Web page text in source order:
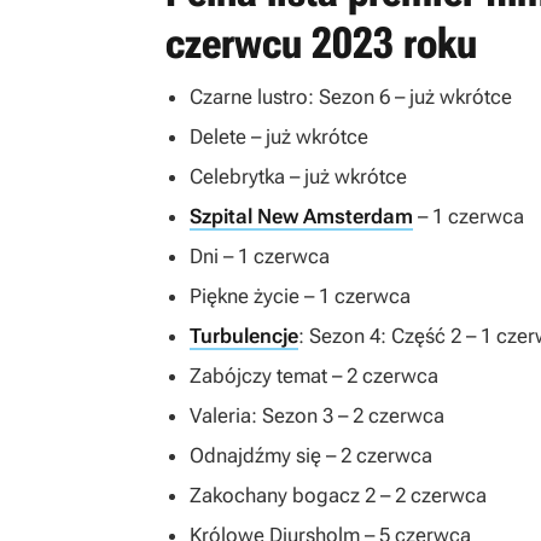
czerwcu 2023 roku
Czarne lustro: Sezon 6 – już wkrótce
Delete – już wkrótce
Celebrytka – już wkrótce
Szpital New Amsterdam – 1 czerwca
Dni – 1 czerwca
Piękne życie – 1 czerwca
Turbulencje: Sezon 4: Część 2 – 1
Zabójczy temat – 2 czerwca
Valeria: Sezon 3 – 2 czerwca
Odnajdźmy się – 2 czerwca
Zakochany bogacz 2 – 2 czerwca
Królowe Djursholm – 5 czerwca